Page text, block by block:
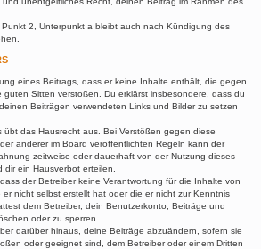
2, Unterpunkt a bleibt auch nach Kündigung des
eines Beitrags, dass er keine Inhalte enthält, die gegen
guten Sitten verstoßen. Du erklärst insbesondere, dass du
Beiträgen verwendeten Links und Bilder zu setzen
übt das Hausrecht aus. Bei Verstößen gegen diese
anderer im Board veröffentlichten Regeln kann der
zeitweise oder dauerhaft von der Nutzung dieses
ein Hausverbot erteilen.
der Betreiber keine Verantwortung für die Inhalte von
er nicht selbst erstellt hat oder die er nicht zur Kenntnis
dem Betreiber, dein Benutzerkonto, Beiträge und
oder zu sperren.
darüber hinaus, deine Beiträge abzuändern, sofern sie
oder geeignet sind, dem Betreiber oder einem Dritten